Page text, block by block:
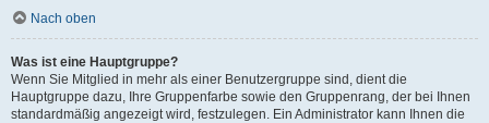
Nach oben
Was ist eine Hauptgruppe?
Wenn Sie Mitglied in mehr als einer Benutzergruppe sind, dient die
Hauptgruppe dazu, Ihre Gruppenfarbe sowie den Gruppenrang, der bei Ihnen
standardmäßig angezeigt wird, festzulegen. Ein Administrator kann Ihnen die